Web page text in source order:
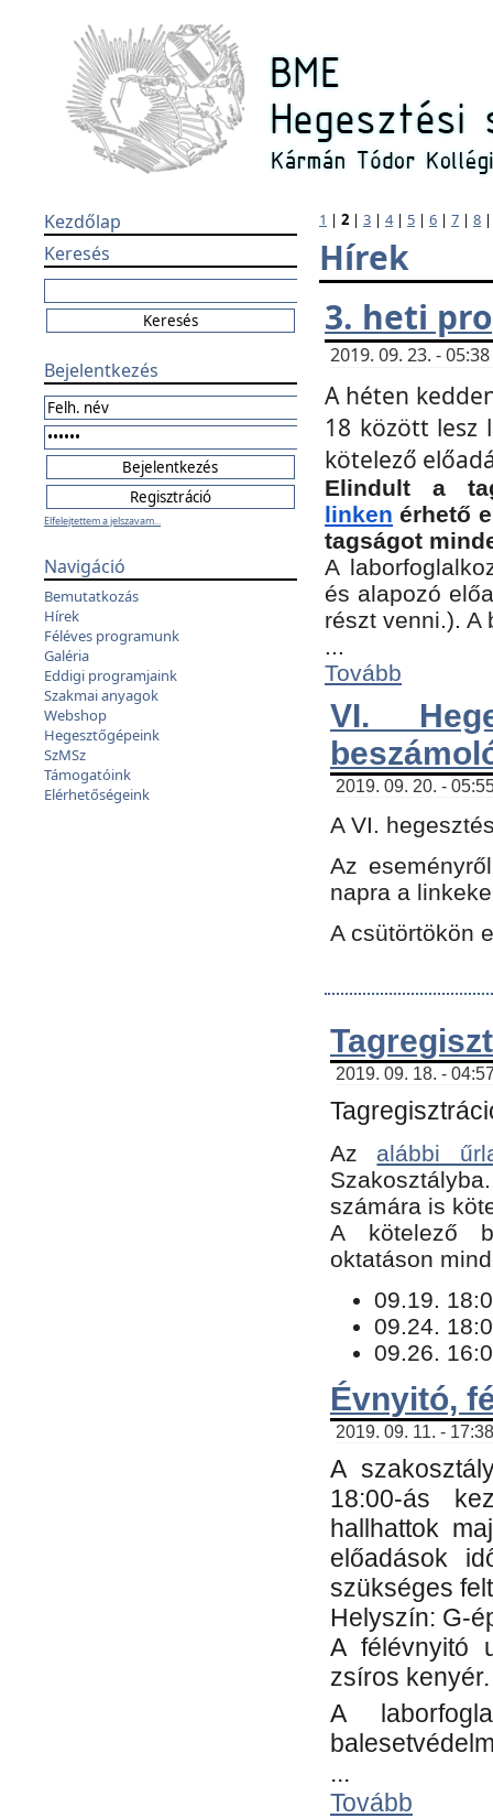
Kezdőlap
Keresés
Bejelentkezés
Elfelejtettem a jelszavam...
Navigáció
Bemutatkozás
Hírek
Féléves programunk
Galéria
Eddigi programjaink
Szakmai anyagok
Webshop
Hegesztőgépeink
SzMSz
Támogatóink
Elérhetőségeink
1 | 2 | 3 | 4| 5 | 6 | 7 | 8
Hírek
3. heti
2019. 09. 23. -
A héten
18 között lesz
kötelező
Elindult a
linken érhető
tagságot
A
és alapozó
részt venni.).
...
Tovább
VI.
2019. 09. 20. -
A VI.
Az
napra a
A csütörtökön
2019. 09. 18. -
Az alábbi
számára is
​A kötelező
oktatáson
09.19.
09.24.
09.26.
Évnyitó,
2019. 09. 11. -
A
18:00-ás
hallhattok
előadások
szükséges
Helyszín: G-
A félévnyitó
zsíros kenyér.
A
...
Tovább